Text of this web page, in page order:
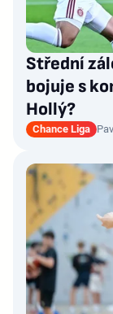
Střední
bojuje s
Hollý?
Chance Liga